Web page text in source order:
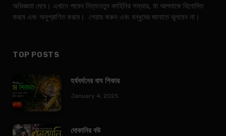
অভিজ্ঞতা দেবে। এখানে পাবেন নিত্যনতুন কাহিনির সম্ভার, যা আপনাকে বিনোদিত
করবে এবং অনুপ্রাণিত করবে। শেয়ার করুন এবং বন্ধুদের জানাতে ভুলবেন না।
TOP POSTS
হর্ষবর্ধনের বাঘ শিকার
January 4, 2025
দোকানির বউ